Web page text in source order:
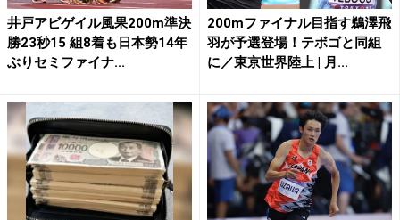
井戸アビゲイル風果200m準決
勝23秒15 組8着も日本勢14年
ぶりセミファイナ...
200mファイナル目指す鵜澤飛
羽が予選登場！テボゴと同組
に／東京世界陸上 | 月...